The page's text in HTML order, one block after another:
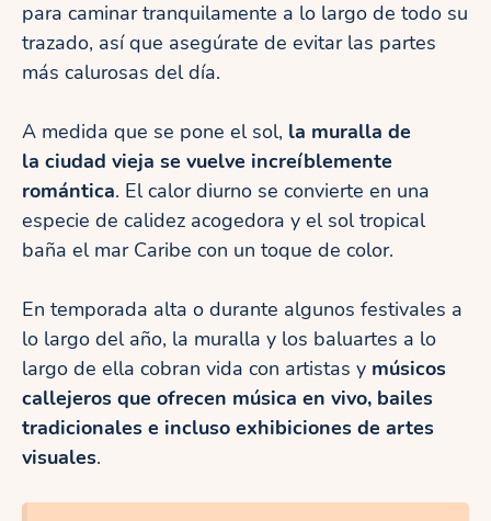
para caminar tranquilamente a lo largo de todo su
trazado, así que asegúrate de evitar las partes
más calurosas del día.
A medida que se pone el sol, la muralla de
la ciudad vieja se vuelve increíblemente
romántica. El calor diurno se convierte en una
especie de calidez acogedora y el sol tropical
baña el mar Caribe con un toque de color.
En temporada alta o durante algunos festivales a
lo largo del año, la muralla y los baluartes a lo
largo de ella cobran vida con artistas y músicos
callejeros que ofrecen música en vivo, bailes
tradicionales e incluso exhibiciones de artes
visuales.